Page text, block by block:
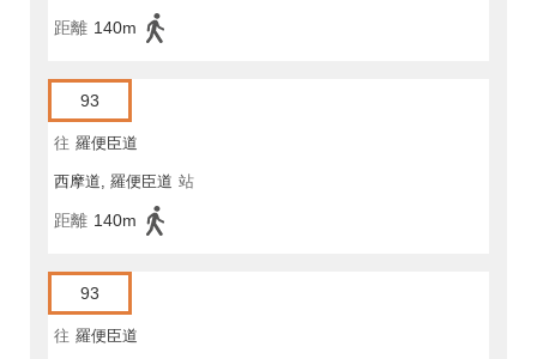
距離 140m
93
往 羅便臣道
西摩道, 羅便臣道 站
距離 140m
93
往 羅便臣道